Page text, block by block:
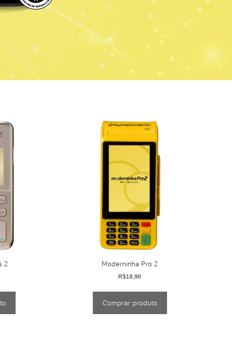
2 Moderninha Pro 2
R$18,90
Comprar produto